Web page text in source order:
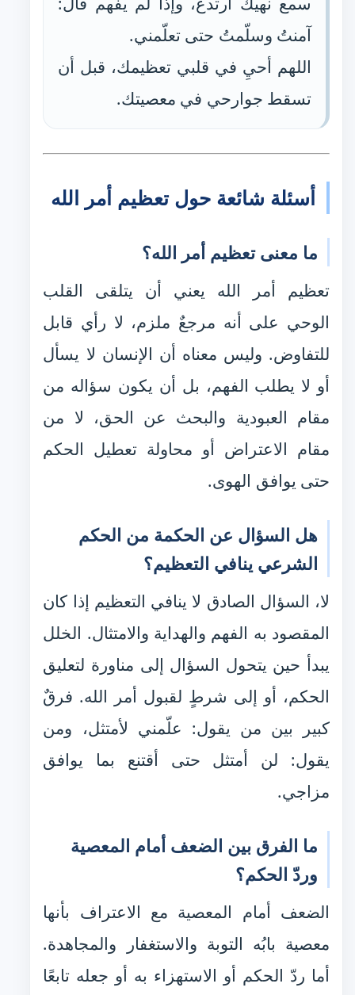
آمنتُ وسلّمتُ حتى تعلّمني.
اللهم أحيِ في قلبي تعظيمك، قبل أن
تسقط جوارحي في معصيتك.
أسئلة شائعة حول تعظيم أمر الله
ما معنى تعظيم أمر الله؟
تعظيم أمر الله يعني أن يتلقى القلب
الوحي على أنه مرجعٌ ملزم، لا رأي قابل
للتفاوض. وليس معناه أن الإنسان لا يسأل
أو لا يطلب الفهم، بل أن يكون سؤاله من
مقام العبودية والبحث عن الحق، لا من
مقام الاعتراض أو محاولة تعطيل الحكم
حتى يوافق الهوى.
هل السؤال عن الحكمة من الحكم
الشرعي ينافي التعظيم؟
لا، السؤال الصادق لا ينافي التعظيم إذا كان
المقصود به الفهم والهداية والامتثال. الخلل
يبدأ حين يتحول السؤال إلى مناورة لتعليق
الحكم، أو إلى شرطٍ لقبول أمر الله. فرقٌ
كبير بين من يقول: علّمني لأمتثل، ومن
يقول: لن أمتثل حتى أقتنع بما يوافق
مزاجي.
ما الفرق بين الضعف أمام المعصية
وردّ الحكم؟
الضعف أمام المعصية مع الاعتراف بأنها
معصية بابُه التوبة والاستغفار والمجاهدة.
أما ردّ الحكم أو الاستهزاء به أو جعله تابعًا